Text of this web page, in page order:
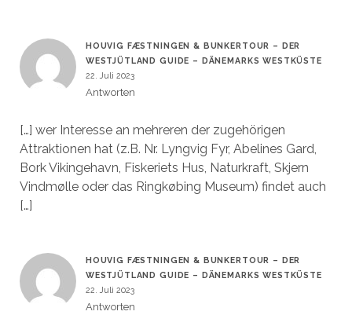
HOUVIG FÆSTNINGEN & BUNKERTOUR – DER
WESTJÜTLAND GUIDE – DÄNEMARKS WESTKÜSTE
22. Juli 2023
Antworten
[…] wer Interesse an mehreren der zugehörigen
Attraktionen hat (z.B. Nr. Lyngvig Fyr, Abelines Gard,
Bork Vikingehavn, Fiskeriets Hus, Naturkraft, Skjern
Vindmølle oder das Ringkøbing Museum) findet auch
[…]
HOUVIG FÆSTNINGEN & BUNKERTOUR – DER
WESTJÜTLAND GUIDE – DÄNEMARKS WESTKÜSTE
22. Juli 2023
Antworten